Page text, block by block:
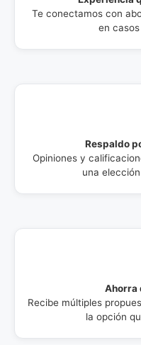
Te conectamos con
en
Respaldo
Opiniones y
una
Ahorra
Recibe múltiples
la opción